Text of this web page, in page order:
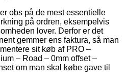
obs på de mest essentielle
på ordren, eksempelvis
lover. Derfor er det
gemmer ens faktura, så man
sit køb af PRO –
– Road – 0mm offset –
om man skal købe gave til